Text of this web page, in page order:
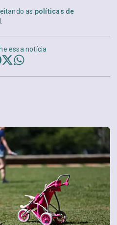
as políticas de
essa notícia